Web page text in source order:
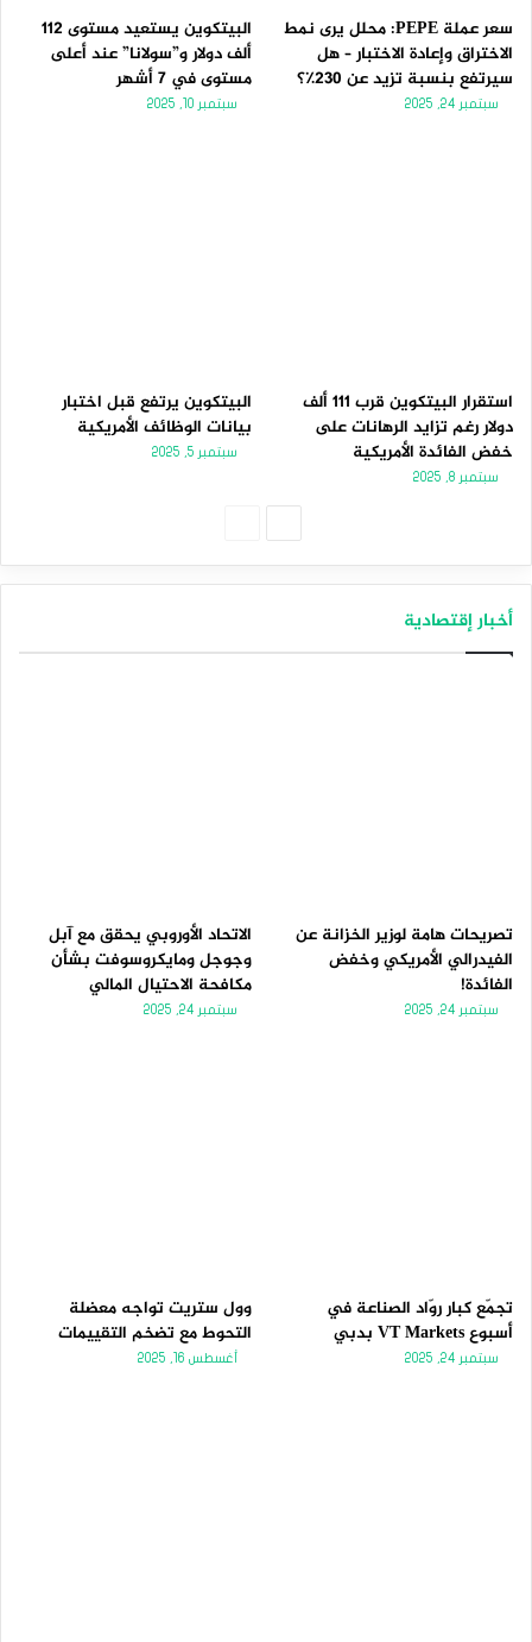
سعر عملة PEPE: محلل يرى نمط
الاختراق وإعادة الاختبار – هل
سيرتفع بنسبة تزيد عن 230٪؟
سبتمبر 24, 2025
البيتكوين يستعيد مستوى 112
ألف دولار و”سولانا” عند أعلى
مستوى في 7 أشهر
سبتمبر 10, 2025
استقرار البيتكوين قرب 111 ألف
دولار رغم تزايد الرهانات على
خفض الفائدة الأمريكية
سبتمبر 8, 2025
البيتكوين يرتفع قبل اختبار
بيانات الوظائف الأمريكية
سبتمبر 5, 2025
أخبار إقتصادية
تصريحات هامة لوزير الخزانة عن
الفيدرالي الأمريكي وخفض
الفائدة!
سبتمبر 24, 2025
الاتحاد الأوروبي يحقق مع آبل
وجوجل ومايكروسوفت بشأن
مكافحة الاحتيال المالي
سبتمبر 24, 2025
تجمّع كبار روّاد الصناعة في
أسبوع VT Markets بدبي
سبتمبر 24, 2025
وول ستريت تواجه معضلة
التحوط مع تضخم التقييمات
أغسطس 16, 2025